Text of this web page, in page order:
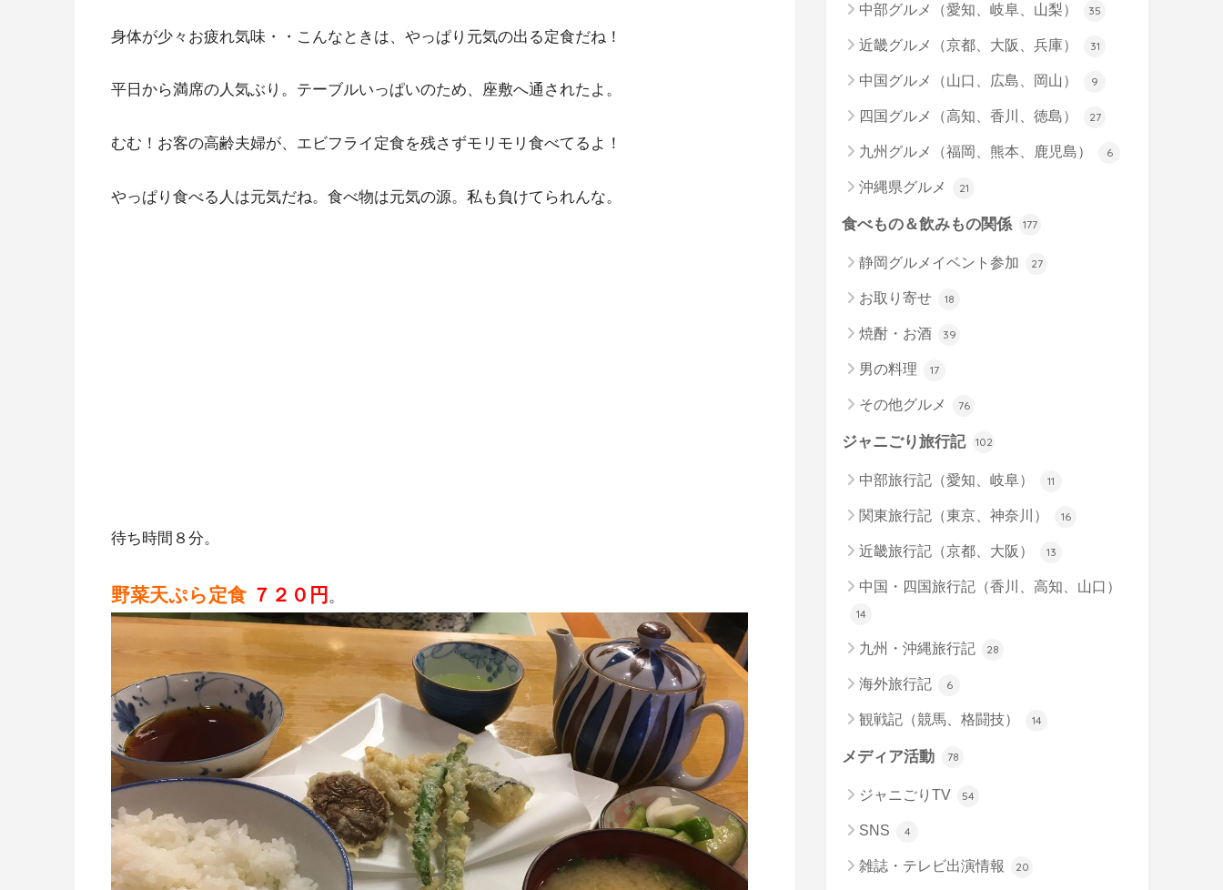
身体が少々お疲れ気味・・こんなときは、やっぱり元気の出る定食だね！
平日から満席の人気ぶり。テーブルいっぱいのため、座敷へ通されたよ。
むむ！お客の高齢夫婦が、エビフライ定食を残さずモリモリ食べてるよ！
やっぱり食べる人は元気だね。食べ物は元気の源。私も負けてられんな。
待ち時間８分。
野菜天ぷら定食 ７２０円 。
中部グルメ（愛知、岐阜、山梨） 35
近畿グルメ（京都、大阪、兵庫） 31
中国グルメ（山口、広島、岡山） 9
四国グルメ（高知、香川、徳島） 27
九州グルメ（福岡、熊本、鹿児島） 6
沖縄県グルメ 21
食べもの＆飲みもの関係 177
静岡グルメイベント参加 27
お取り寄せ 18
焼酎・お酒 39
男の料理 17
その他グルメ 76
ジャニごり旅行記 102
中部旅行記（愛知、岐阜） 11
関東旅行記（東京、神奈川） 16
近畿旅行記（京都、大阪） 13
中国・四国旅行記（香川、高知、山口）
14
九州・沖縄旅行記 28
海外旅行記 6
観戦記（競馬、格闘技） 14
メディア活動 78
ジャニごりTV 54
SNS 4
雑誌・テレビ出演情報 20